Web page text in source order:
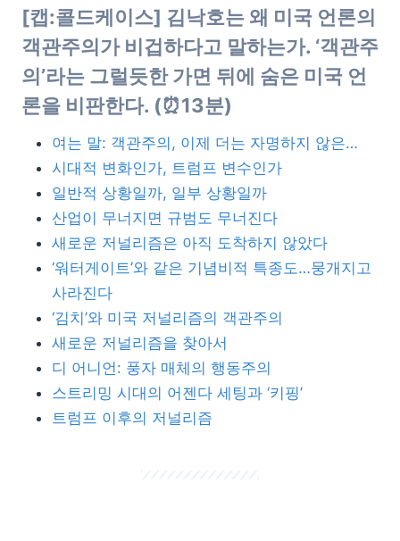
[캡:콜드케이스] 김낙호는 왜 미국 언론의
객관주의가 비겁하다고 말하는가. ‘객관주
의’라는 그럴듯한 가면 뒤에 숨은 미국 언
론을 비판한다. (⏰13분)
여는 말: 객관주의, 이제 더는 자명하지 않은…
시대적 변화인가, 트럼프 변수인가
일반적 상황일까, 일부 상황일까
산업이 무너지면 규범도 무너진다
새로운 저널리즘은 아직 도착하지 않았다
‘워터게이트’와 같은 기념비적 특종도…뭉개지고
사라진다
‘김치’와 미국 저널리즘의 객관주의
새로운 저널리즘을 찾아서
디 어니언: 풍자 매체의 행동주의
스트리밍 시대의 어젠다 세팅과 ‘키핑’
트럼프 이후의 저널리즘